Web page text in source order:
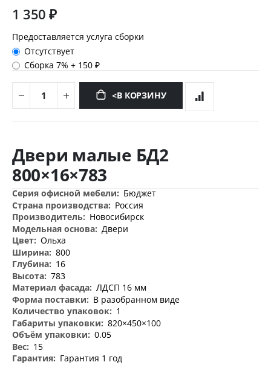
1 350 ₽
Предоставляется услуга сборки
Отсутствует
Сборка 7%+ 150 ₽
<В КОРЗИНУ
началу
галереи
изображений
Двери малые БД2
800×16×783
Дополнительная
информация
Бюджет
Россия
Новосибирск
Двери
Ольха
800
16
783
ЛДСП 16 мм
В разобранном виде
1
820×450×100
0.05
15
Гарантия 1 год